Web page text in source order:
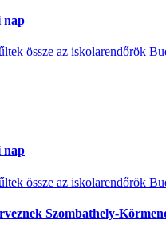
nap
össze az iskolarendőrök
nap
össze az iskolarendőrök
Szombathely-